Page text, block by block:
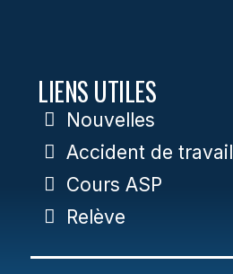
LIENS UTILES
Nouvelles
Accident de travail
Cours ASP
Relève